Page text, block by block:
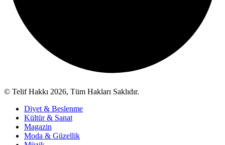
© Telif Hakkı 2026, Tüm Hakları Saklıdır.
Diyet & Beslenme
Kültür & Sanat
Magazin
Moda & Güzellik